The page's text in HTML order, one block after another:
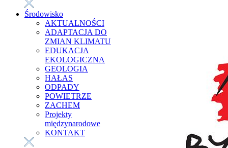
Środowisko
AKTUALNOŚCI
ADAPTACJA DO
ZMIAN KLIMATU
EDUKACJA
EKOLOGICZNA
GEOLOGIA
HAŁAS
ODPADY
POWIETRZE
ZACHEM
Projekty
międzynarodowe
KONTAKT